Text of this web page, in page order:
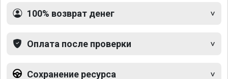
100% возврат денег
Оплата после проверки
Сохранение ресурса